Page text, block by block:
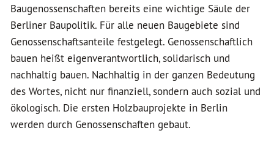
Baugenossenschaften bereits eine wichtige Säule der
Berliner Baupolitik. Für alle neuen Baugebiete sind
Genossenschaftsanteile festgelegt. Genossenschaftlich
bauen heißt eigenverantwortlich, solidarisch und
nachhaltig bauen. Nachhaltig in der ganzen Bedeutung
des Wortes, nicht nur finanziell, sondern auch sozial und
ökologisch. Die ersten Holzbauprojekte in Berlin
werden durch Genossenschaften gebaut.